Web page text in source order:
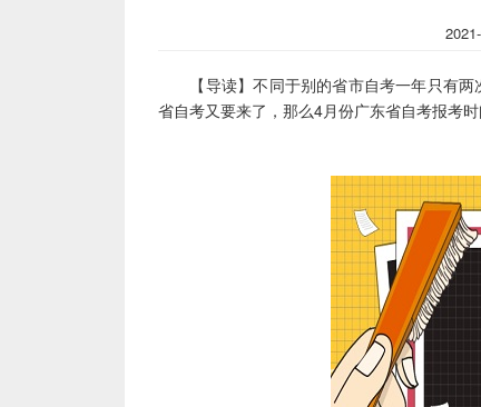
【导读】不同于别的省市自考一年只有两
省自考又要来了，那么4月份广东省自考报考